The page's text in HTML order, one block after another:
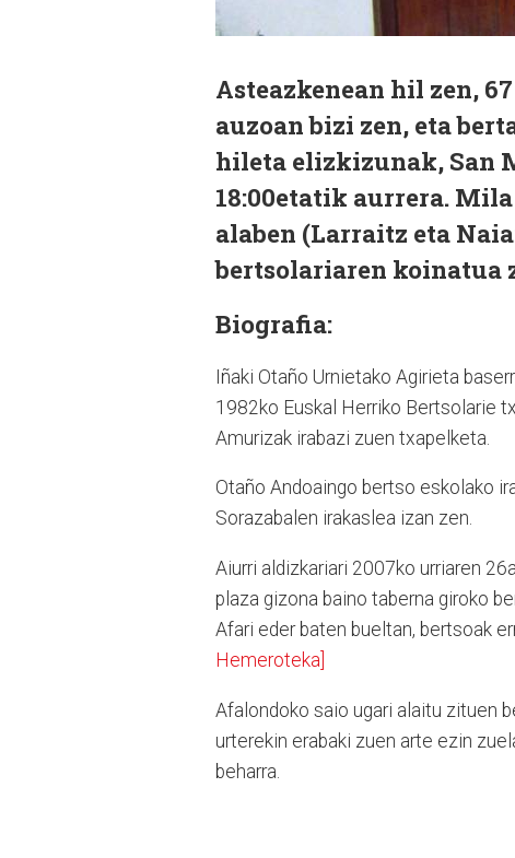
Asteazkenean hil zen,
auzoan bizi zen, eta
hileta elizkizunak, San
18:00etatik aurrera.
alaben (Larraitz eta
bertsolariaren koinatua
Biografia:
Iñaki Otaño Urnietako Agirieta
1982ko Euskal Herriko Bertsolarie
Amurizak irabazi zuen txapelketa.
Otaño Andoaingo bertso eskolako
Sorazabalen irakaslea izan zen.
Aiurri aldizkariari 2007ko urriaren
plaza gizona baino taberna giroko
Afari eder baten bueltan, bertsoak
Hemeroteka]
Afalondoko saio ugari alaitu zituen
urterekin erabaki zuen arte ezin
beharra.